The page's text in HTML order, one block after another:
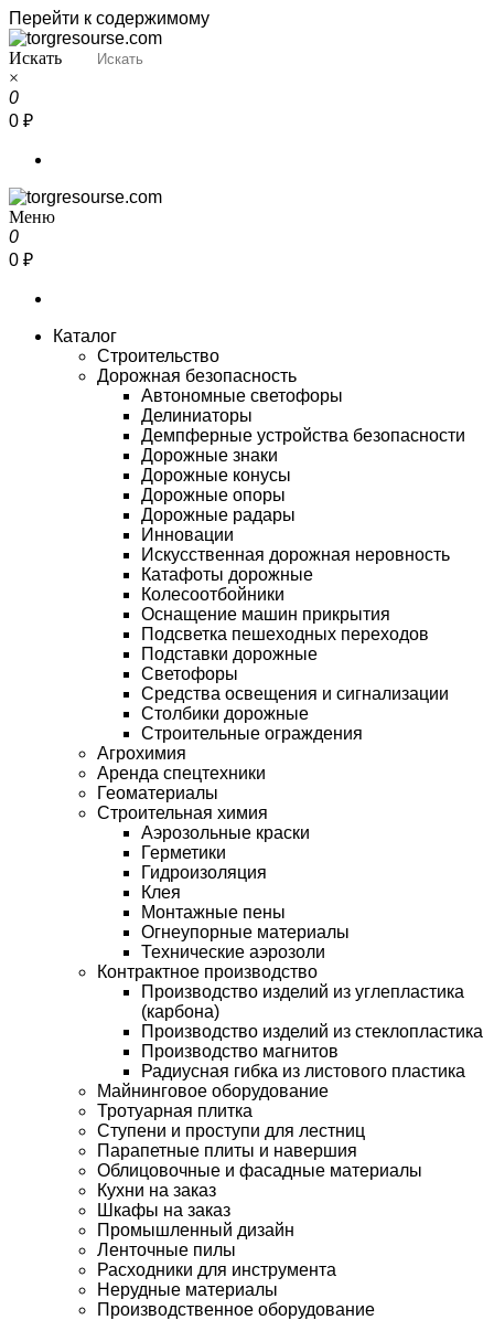
Перейти к содержимому
Torgresourse
Промышленный маркетплейс
Искать
×
0
0 ₽
Torgresourse
Промышленный маркетплейс
Меню
0
0 ₽
Каталог
Строительство
Дорожная безопасность
Автономные светофоры
Делиниаторы
Демпферные устройства безопасности
Дорожные знаки
Дорожные конусы
Дорожные опоры
Дорожные радары
Инновации
Искусственная дорожная неровность
Катафоты дорожные
Колесоотбойники
Оснащение машин прикрытия
Подсветка пешеходных переходов
Подставки дорожные
Светофоры
Средства освещения и сигнализации
Столбики дорожные
Строительные ограждения
Агрохимия
Аренда спецтехники
Геоматериалы
Строительная химия
Аэрозольные краски
Герметики
Гидроизоляция
Клея
Монтажные пены
Огнеупорные материалы
Технические аэрозоли
Контрактное производство
Производство изделий из углепластика
(карбона)
Производство изделий из стеклопластика
Производство магнитов
Радиусная гибка из листового пластика
Майнинговое оборудование
Тротуарная плитка
Ступени и проступи для лестниц
Парапетные плиты и навершия
Облицовочные и фасадные материалы
Кухни на заказ
Шкафы на заказ
Промышленный дизайн
Ленточные пилы
Расходники для инструмента
Нерудные материалы
Производственное оборудование